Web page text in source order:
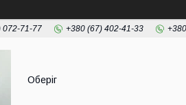
072-71-77 +380 (67) 402-41-33
Оберіг